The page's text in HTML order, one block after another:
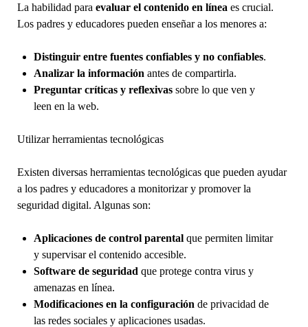
La habilidad para evaluar el contenido en línea es crucial.
Los padres y educadores pueden enseñar a los menores a:
Distinguir entre fuentes confiables y no confiables.
Analizar la información antes de compartirla.
Preguntar críticas y reflexivassobre lo que ven y
leen en la web.
Utilizar herramientas tecnológicas
Existen diversas herramientas tecnológicas que pueden ayudar
a los padres y educadores a monitorizar y promover la
seguridad digital. Algunas son:
Aplicaciones de control parentalque permiten limitar
y supervisar el contenido accesible.
Software de seguridad que protege contra virus y
amenazas en línea.
Modificaciones en la configuración de privacidad de
las redes sociales y aplicaciones usadas.